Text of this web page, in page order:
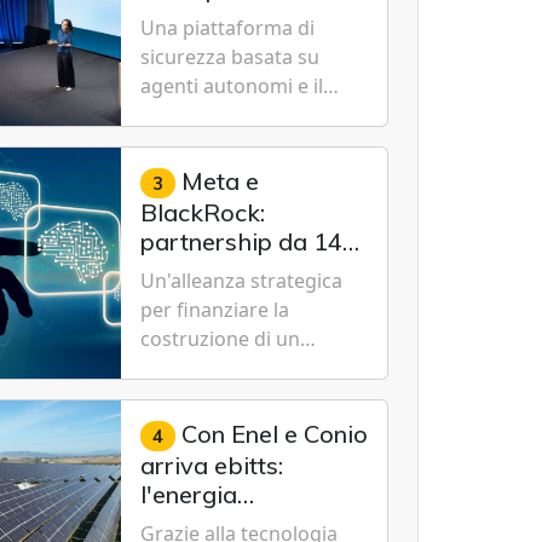
Cybersecurity.
nuovo modello IA
specializzato per la
cybersecurity
Una piattaforma di
sicurezza basata su
agenti autonomi e il
Cyber-1-Flash per
consentire alle
organizzazioni di
passare da una difesa
reattiva a una strategia
di gestione continua del
rischio.
3 Meta e
BlackRock:
partnership da 14
miliardi di dollari
per un data center
da record in Texas
Un'alleanza strategica
per finanziare la
costruzione di un
1 gigawatt a El Paso,
volto a sostenere le
future ambizioni di
superintelligenza e
intelligenza artificiale
4 Con Enel e Conio
arriva ebitts:
l'energia
rinnovabile entra in
Grazie alla tecnologia